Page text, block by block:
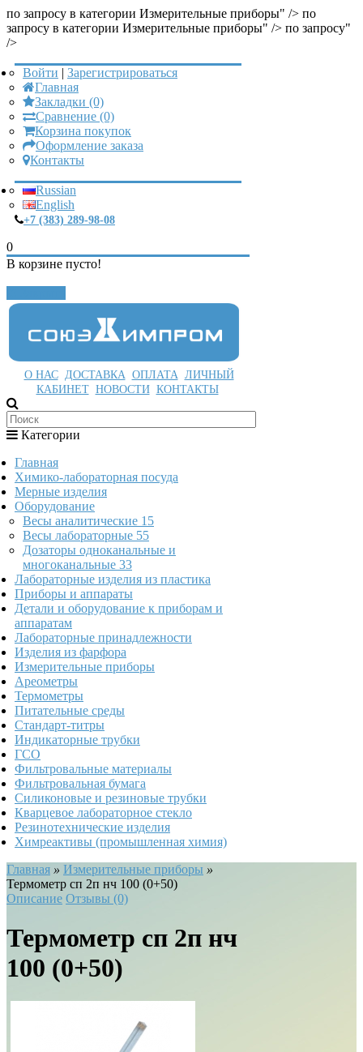
по запросу в категории Измерительные приборы" /> по
запросу в категории Измерительные приборы" /> по запросу"
/>
Войти | Зарегистрироваться
Главная
Закладки (0)
Сравнение (0)
Корзина покупок
Оформление заказа
Контакты
Russian
English
+7 (383) 289-98-08
0
В корзине пусто!
О НАС ДОСТАВКА ОПЛАТА ЛИЧНЫЙ
КАБИНЕТ НОВОСТИ КОНТАКТЫ
Категории
Главная
Химико-лабораторная посуда
Мерные изделия
Оборудование
Весы аналитические 15
Весы лабораторные 55
Дозаторы одноканальные и
многоканальные 33
Лабораторные изделия из пластика
Приборы и аппараты
Детали и оборудование к приборам и
аппаратам
Лабораторные принадлежности
Изделия из фарфора
Измерительные приборы
Ареометры
Термометры
Питательные среды
Стандарт-титры
Индикаторные трубки
ГСО
Фильтровальные материалы
Фильтровальная бумага
Силиконовые и резиновые трубки
Кварцевое лабораторное стекло
Резинотехнические изделия
Химреактивы (промышленная химия)
Главная » Измерительные приборы »
Термометр сп 2п нч 100 (0+50)
Описание Отзывы (0)
Термометр сп 2п нч
100 (0+50)